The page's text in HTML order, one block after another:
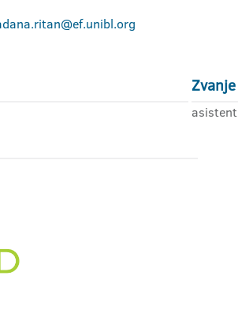
Zvanje
asistent